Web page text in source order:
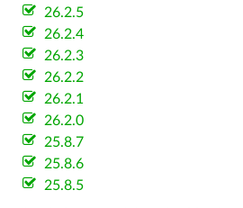
26.2.5
26.2.4
26.2.3
26.2.2
26.2.1
26.2.0
25.8.7
25.8.6
25.8.5